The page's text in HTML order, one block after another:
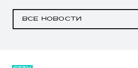
ВСЕ НОВОСТИ